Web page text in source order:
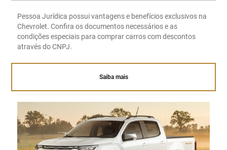
Pessoa Jurídica possui vantagens e benefícios exclusivos na
Chevrolet. Confira os documentos necessários e as
condições especiais para comprar carros com descontos
através do CNPJ.
Saiba mais